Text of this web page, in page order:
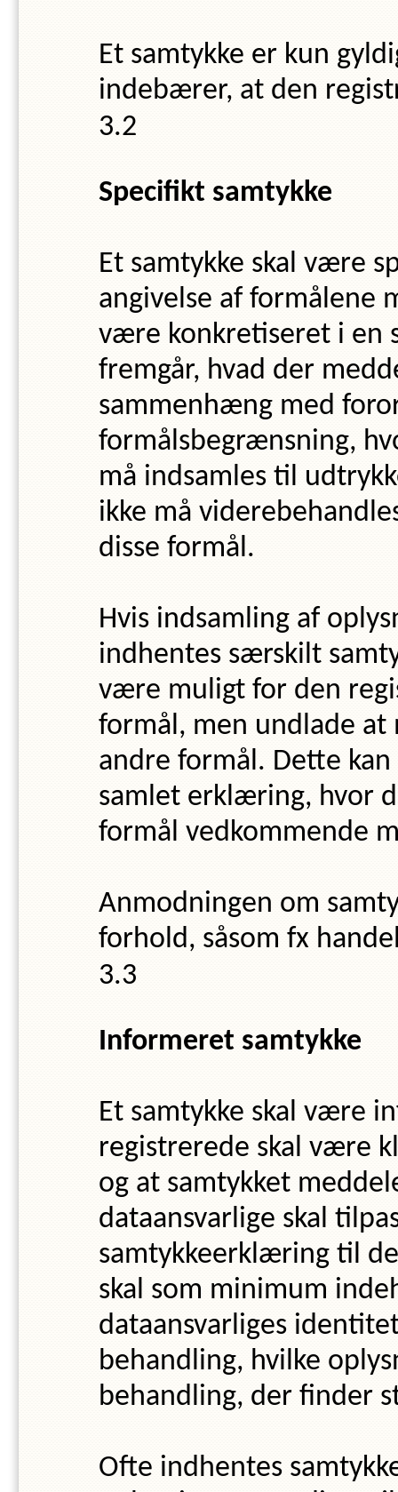
Et samtykke er kun
indebærer, at den
Specifikt samtykke
Et samtykke skal være
angivelse af formålene
være konkretiseret i en
fremgår, hvad der
sammenhæng med
formålsbegrænsning,
må indsamles til
ikke må
disse formål.
Hvis indsamling af
indhentes særskilt
være muligt for den
formål, men undlade
andre formål. Dette
samlet erklæring, hvor
formål vedkommende
Anmodningen om
forhold, såsom fx
Informeret samtykke
Et samtykke skal være
registrerede skal være
og at samtykket
dataansvarlige skal
samtykkeerklæring til
skal som minimum
dataansvarliges
behandling, hvilke
behandling, der finder
Ofte indhentes